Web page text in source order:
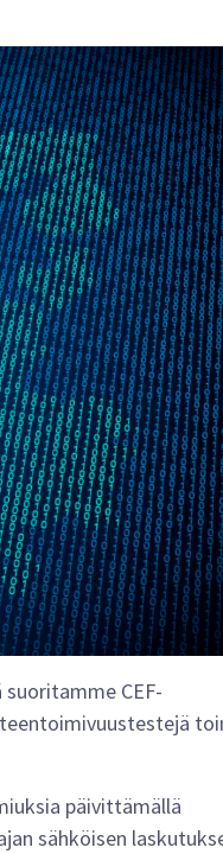
CEF-
päivittämällä
sähköisen